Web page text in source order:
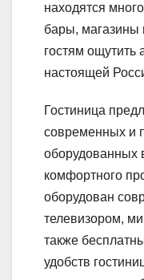
находятся
бары, магазины
гостям ощутить
настоящей
Гостиница
современных и
оборудованных
комфортного
оборудован
телевизором,
также
удобств